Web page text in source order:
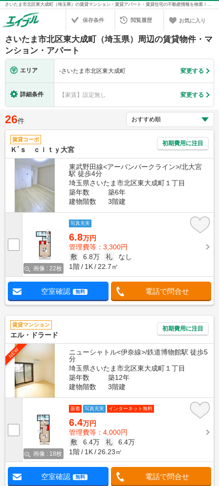
さいたま市北区東大成町（埼玉県）の賃貸マンション・賃貸アパート・賃貸住宅の不動産情報を検索！不動産賃貸の物件探しは、お部屋探しのエイブル
保存条件 閲覧履歴 お気に入り
さいたま市北区東大成町（埼玉県）周辺の賃貸物件・マ
ンション・アパート
エリア -さいたま市北区東大成町 変更する
詳細条件 【家賃】設定無し 変更する
26件
賃貸コーポ
Ｋ´ｓ ｃｉｔｙ大宮
初期費用に注目
東武野田線<アーバンパークライン>/北大宮
駅 徒歩4分
埼玉県さいたま市北区東大成町１丁目
築年数
築6年
建物階数
3階建
画像 : 22枚
写真充実
6.8万円
管理費等：3,300円
敷
6.8万 礼
なし
1階
1K 22.7㎡
空室確認 無料 電話で問合せ
賃貸マンション
エル・ドラード
初期費用に注目
NEW
ニューシャトル<伊奈線>/鉄道博物館駅 徒歩5
分
埼玉県さいたま市北区東大成町１丁目
築年数
築12年
建物階数
3階建
画像 : 18枚
新着 写真充実 インターネット無料
6.4万円
管理費等：4,000円
敷
6.4万 礼
6.4万
1階
1K 26.23㎡
空室確認 無料 電話で問合せ